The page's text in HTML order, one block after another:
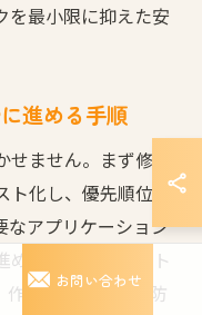
を最小限に抑えた安
進める手順
ません。まず修理
ト化し、優先順位を
なアプリケーション
めることがポイント
業の抜け漏れを防
お問い合わせ